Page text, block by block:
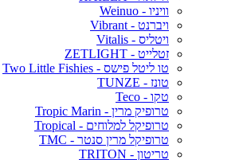
וויניו - Weinuo
ויברנט - Vibrant
ויטליס - Vitalis
זטלייט - ZETLIGHT
טו ליטל פישס - Two Little Fishies
טונז - TUNZE
טקו - Teco
טרופיק מרין - Tropic Marin
טרופיקל למלוחים - Tropical
טרופיקל מרין סנטר - TMC
טריטון - TRITON